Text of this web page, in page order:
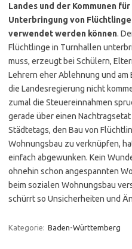
Landes und der Kommunen
Unterbringung von
verwendet werden können.
Flüchtlinge in Turnhallen
muss, erzeugt bei Schülern,
Lehrern eher Ablehnung und am
die Landesregierung nicht
zumal die Steuereinnahmen
gerade über einen
Städtetags, den Bau von
Wohnungsbau zu verknüpfen,
einfach abgewunken. Kein
ohnehin schon angespannten
beim sozialen Wohnungsbau
schürrt so Unsicherheiten und
Kategorie: Baden-Württemberg